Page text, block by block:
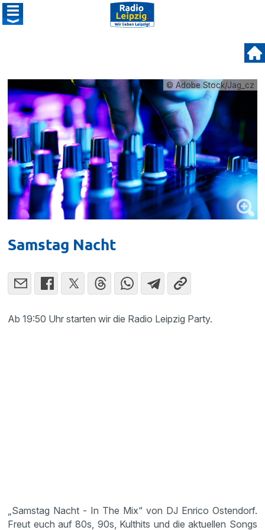
© Adobe Stock/Jag_cz
Samstag Nacht
Ab 19:50 Uhr starten wir die Radio Leipzig Party.
„Samstag Nacht - In The Mix“ von DJ Enrico Ostendorf.
Freut euch auf 80s, 90s, Kulthits und die aktuellen Songs